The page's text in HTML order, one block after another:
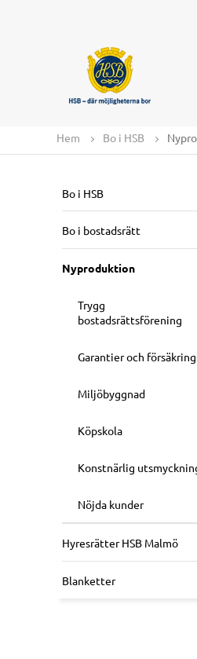
Hem Bo i HSB
Bo i HSB
Bo i bostadsrätt
Nyproduktion
Trygg
bostadsrättsförening
Garantier och försäkring
Miljöbyggnad
Köpskola
Konstnärlig
Nöjda kunder
Hyresrätter HSB Malmö
Blanketter